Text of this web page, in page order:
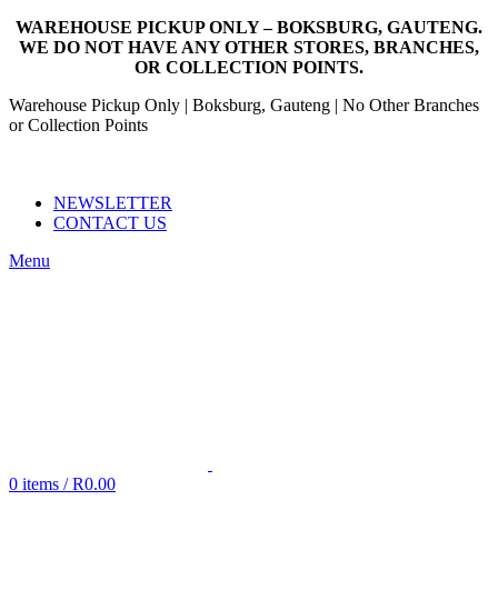
WAREHOUSE PICKUP ONLY – BOKSBURG, GAUTENG.
WE DO NOT HAVE ANY OTHER STORES, BRANCHES,
OR COLLECTION POINTS.
Warehouse Pickup Only | Boksburg, Gauteng | No Other Branches
or Collection Points
NEWSLETTER
CONTACT US
Menu
0 items / R0.00